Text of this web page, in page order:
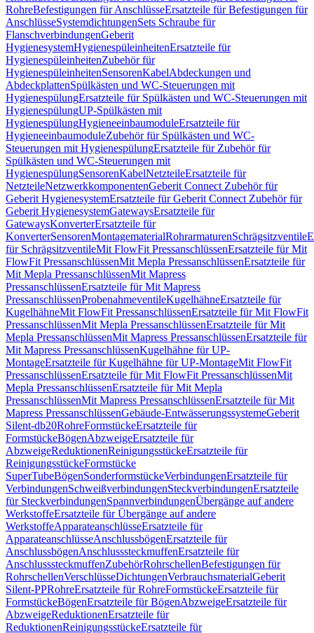
RohreBefestigungen für AnschlüsseErsatzteile für Befestigungen für
AnschlüsseSystemdichtungenSets Schraube für
FlanschverbindungenGeberit
HygienesystemHygienespüleinheitenErsatzteile für
HygienespüleinheitenZubehör für
HygienespüleinheitenSensorenKabelAbdeckungen und
AbdeckplattenSpülkästen und WC-Steuerungen mit
HygienespülungErsatzteile für Spülkästen und WC-Steuerungen mit
HygienespülungUP-Spülkästen mit
HygienespülungHygieneeinbaumoduleErsatzteile für
HygieneeinbaumoduleZubehör für Spülkästen und WC-
Steuerungen mit HygienespülungErsatzteile für Zubehör für
Spülkästen und WC-Steuerungen mit
HygienespülungSensorenKabelNetzteileErsatzteile für
NetzteileNetzwerkkomponentenGeberit Connect Zubehör für
Geberit HygienesystemErsatzteile für Geberit Connect Zubehör für
Geberit HygienesystemGatewaysErsatzteile für
GatewaysKonverterErsatzteile für
KonverterSensorenMontagematerialRohrarmaturenSchrägsitzventile
für SchrägsitzventileMit FlowFit PressanschlüssenErsatzteile für Mit
FlowFit PressanschlüssenMit Mepla PressanschlüssenErsatzteile für
Mit Mepla PressanschlüssenMit Mapress
PressanschlüssenErsatzteile für Mit Mapress
PressanschlüssenProbenahmeventileKugelhähneErsatzteile für
KugelhähneMit FlowFit PressanschlüssenErsatzteile für Mit FlowFit
PressanschlüssenMit Mepla PressanschlüssenErsatzteile für Mit
Mepla PressanschlüssenMit Mapress PressanschlüssenErsatzteile für
Mit Mapress PressanschlüssenKugelhähne für UP-
MontageErsatzteile für Kugelhähne für UP-MontageMit FlowFit
PressanschlüssenErsatzteile für Mit FlowFit PressanschlüssenMit
Mepla PressanschlüssenErsatzteile für Mit Mepla
PressanschlüssenMit Mapress PressanschlüssenErsatzteile für Mit
Mapress PressanschlüssenGebäude-EntwässerungssystemeGeberit
Silent-db20RohreFormstückeErsatzteile für
FormstückeBögenAbzweigeErsatzteile für
AbzweigeReduktionenReinigungsstückeErsatzteile für
ReinigungsstückeFormstücke
SuperTubeBögenSonderformstückeVerbindungenErsatzteile für
VerbindungenSchweißverbindungenSteckverbindungenErsatzteile
für SteckverbindungenSpannverbindungenÜbergänge auf andere
WerkstoffeErsatzteile für Übergänge auf andere
WerkstoffeApparateanschlüsseErsatzteile für
ApparateanschlüsseAnschlussbögenErsatzteile für
AnschlussbögenAnschlusssteckmuffenErsatzteile für
AnschlusssteckmuffenZubehörRohrschellenBefestigungen für
RohrschellenVerschlüsseDichtungenVerbrauchsmaterialGeberit
Silent-PPRohreErsatzteile für RohreFormstückeErsatzteile für
FormstückeBögenErsatzteile für BögenAbzweigeErsatzteile für
AbzweigeReduktionenErsatzteile für
ReduktionenReinigungsstückeErsatzteile für